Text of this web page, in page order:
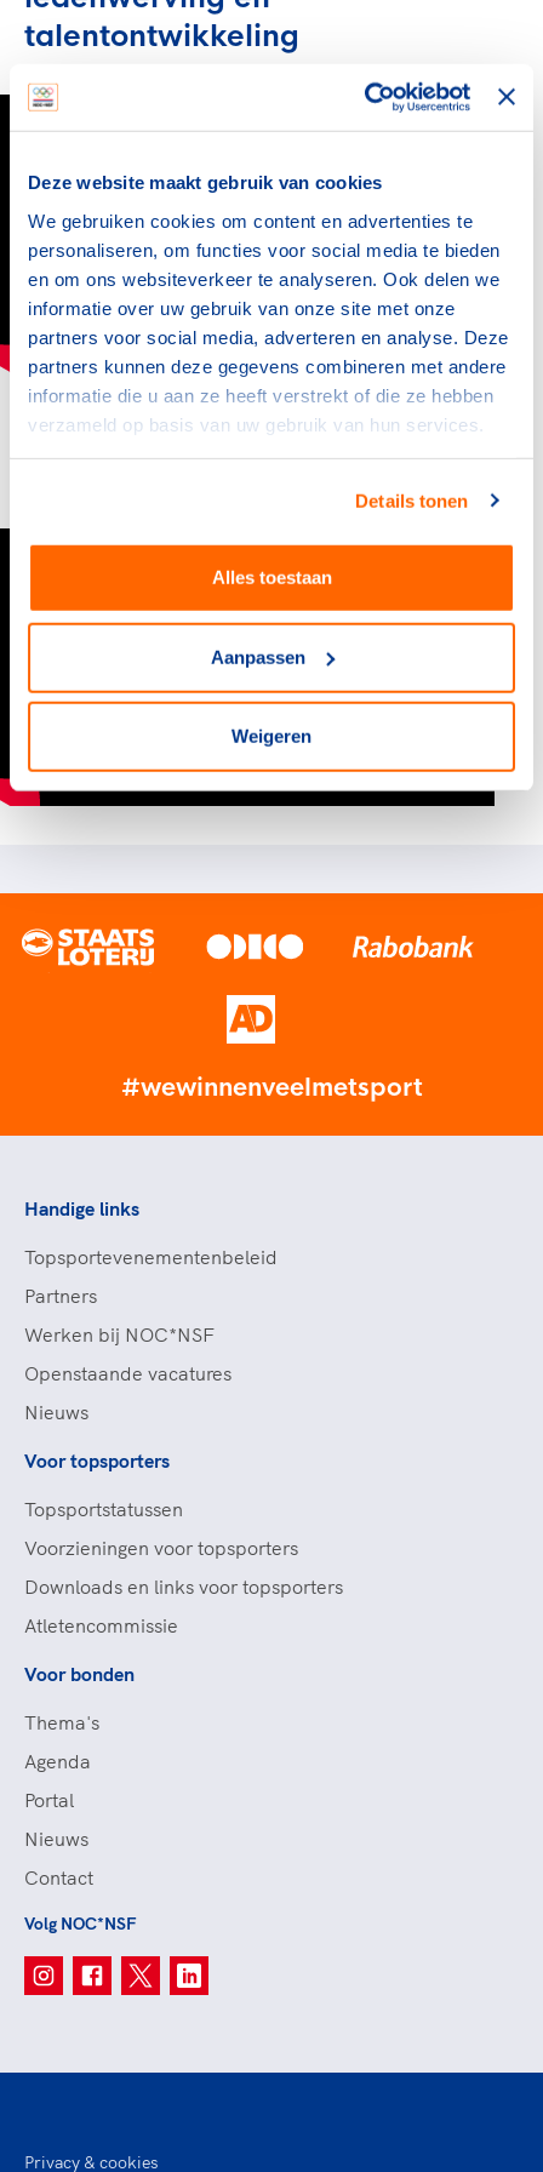
Deze website maakt gebruik van cookies
We gebruiken cookies om content en advertenties te
personaliseren, om functies voor social media te bieden
en om ons websiteverkeer te analyseren. Ook delen we
informatie over uw gebruik van onze site met onze
partners voor social media, adverteren en analyse. Deze
partners kunnen deze gegevens combineren met andere
informatie die u aan ze heeft verstrekt of die ze hebben
verzameld op basis van uw gebruik van hun services.
Details tonen
Alles toestaan
Aanpassen
Weigeren
talentontwikkeling
SV Kampong: gezondere
sportkantine
#wewinnenveelmetsport
Handige links
Topsportevenementenbeleid
Partners
Werken bij NOC*NSF
Openstaande vacatures
Nieuws
Voor topsporters
Topsportstatussen
Voorzieningen voor topsporters
Downloads en links voor topsporters
Atletencommissie
Voor bonden
Thema's
Agenda
Portal
Nieuws
Contact
Volg NOC*NSF
Privacy & cookies